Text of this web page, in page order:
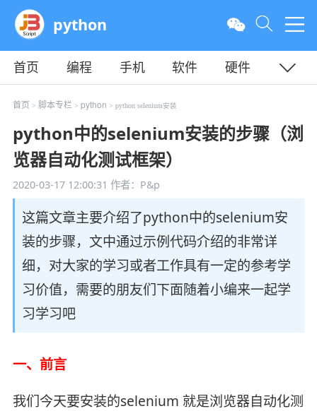
python
首页 编程 手机 软件
硬件
教程
平面 服务器
首页 > 脚本专栏> python > python selenium安装
python中的selenium安装的步骤（浏
览器自动化测试框架）
2020-03-17 12:00:31 作者：P&p
这篇文章主要介绍了python中的selenium安
装的步骤，文中通过示例代码介绍的非常详
细，对大家的学习或者工作具有一定的参考学
习价值，需要的朋友们下面随着小编来一起学
习学习吧
一、前言
我们今天要安装的selenium 就是浏览器自动化测